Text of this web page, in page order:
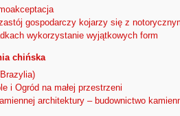
gospodarczy kojarzy się z
wykorzystanie wyjątkowych form
chińska
i Ogród na małej przestrzeni
architektury – budownictwo